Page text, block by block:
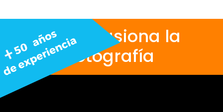
Nos apasiona la
fotografía